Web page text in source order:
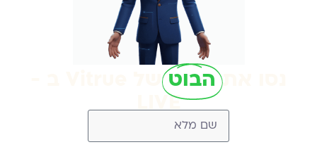
נסו את הבוט
LIVE